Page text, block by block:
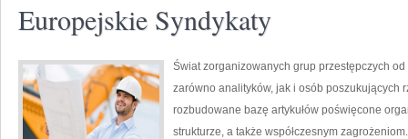
Europejskie Syndykaty
Świat zorganizowanych grup przestępczych
zarówno analityków, jak i osób poszukujących
rozbudowane bazę artykułów poświęcone
strukturze, a także współczesnym